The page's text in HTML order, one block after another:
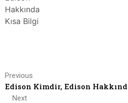
Previous
Edison Kimdir, Edison
Next